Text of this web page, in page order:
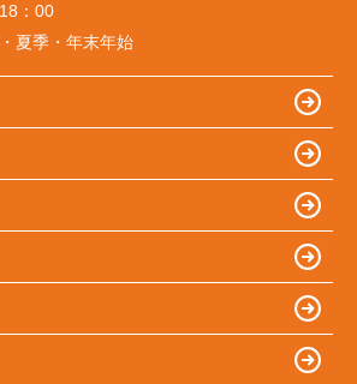
：00
夏季・年末年始